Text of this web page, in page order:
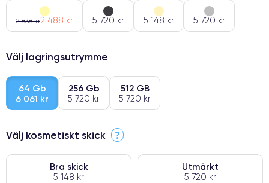
2 838 kr2 488 kr 5 720 kr 5 148 kr 5 720 kr
Välj lagringsutrymme
64 Gb
6 061 kr
256 Gb
5 720 kr
512 GB
5 720 kr
Välj kosmetiskt skick ?
Bra skick
5 148 kr
Utmärkt
5 720 kr